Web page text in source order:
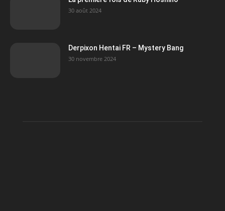
30 août 2024
Derpixon Hentai FR – Mystery Bang
30 novembre 2024